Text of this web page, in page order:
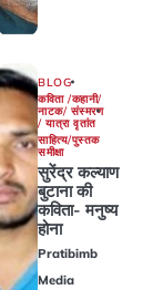
BLOG
कविता /कहानी/
नाटक/ संस्मरण
/ यात्रा वृतांत
साहित्य/पुस्तक
समीक्षा
सुरेंद्र कल्याण
बुटाना की
कविता- मनुष्य
होना
Pratibimb
Media